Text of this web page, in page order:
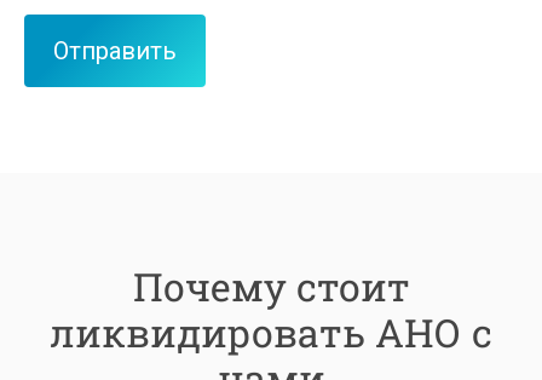
Почему стоит
ликвидировать АНО с